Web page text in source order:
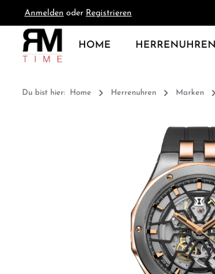
Zur Hauptnavigation springen
Anmelden oder Registrieren
HOME HERRENUHREN
Du bist hier: Home Herrenuhren Marken